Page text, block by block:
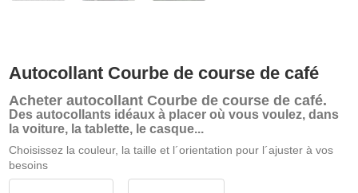
Autocollant Courbe de course de café
Acheter autocollant Courbe de course de café.
Des autocollants idéaux à placer où vous voulez, dans
la voiture, la tablette, le casque...
Choisissez la couleur, la taille et l´orientation pour l´ajuster à vos
besoins